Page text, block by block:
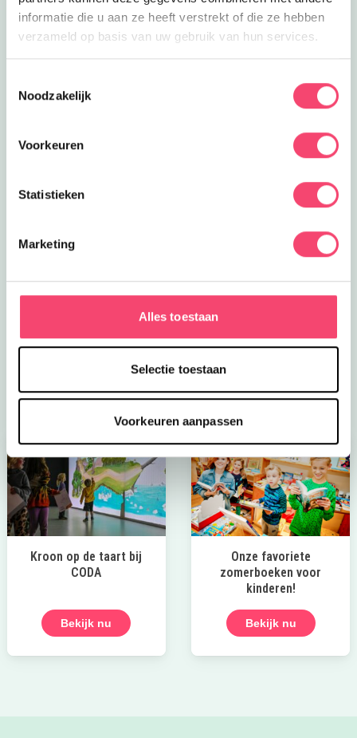
informatie die u aan ze heeft verstrekt of die ze hebben
verzameld op basis van uw gebruik van hun services.
Noodzakelijk
Voorkeuren
Statistieken
Marketing
Alles toestaan
Selectie toestaan
Voorkeuren aanpassen
Museum. Wie is het snelste op de stormbaan? Rijd zelf
in een mini-jeep of mini-quad en meer!
Bekijk het aanbod
Kroon op de taart bij
CODA
Bekijk nu
Onze favoriete
zomerboeken voor
kinderen!
Bekijk nu